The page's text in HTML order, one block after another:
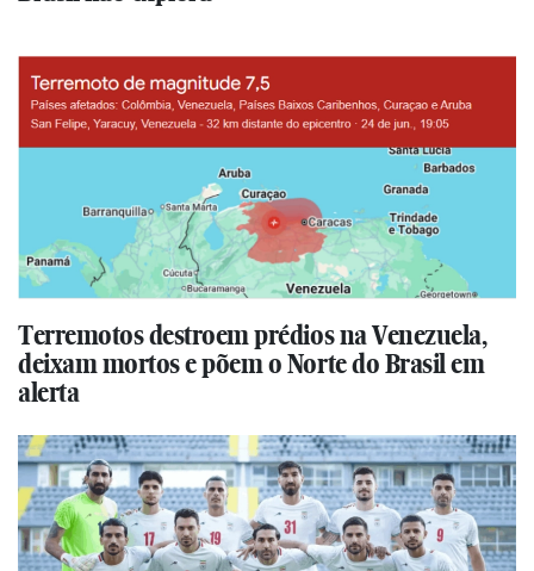
Terremotos destroem prédios na Venezuela,
deixam mortos e põem o Norte do Brasil em
alerta